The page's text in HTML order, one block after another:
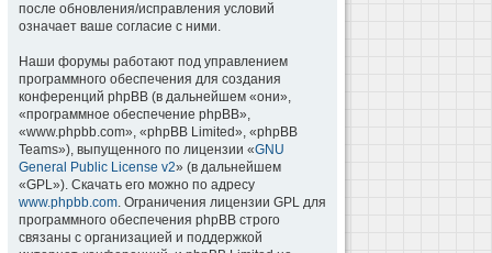
после обновления/исправления условий
означает ваше согласие с ними.
Наши форумы работают под управлением
программного обеспечения для создания
конференций phpBB (в дальнейшем «они»,
«программное обеспечение phpBB»,
«www.phpbb.com», «phpBB Limited», «phpBB
Teams»), выпущенного по лицензии «GNU
General Public License v2» (в дальнейшем
«GPL»). Скачать его можно по адресу
www.phpbb.com. Ограничения лицензии GPL для
программного обеспечения phpBB строго
связаны с организацией и поддержкой